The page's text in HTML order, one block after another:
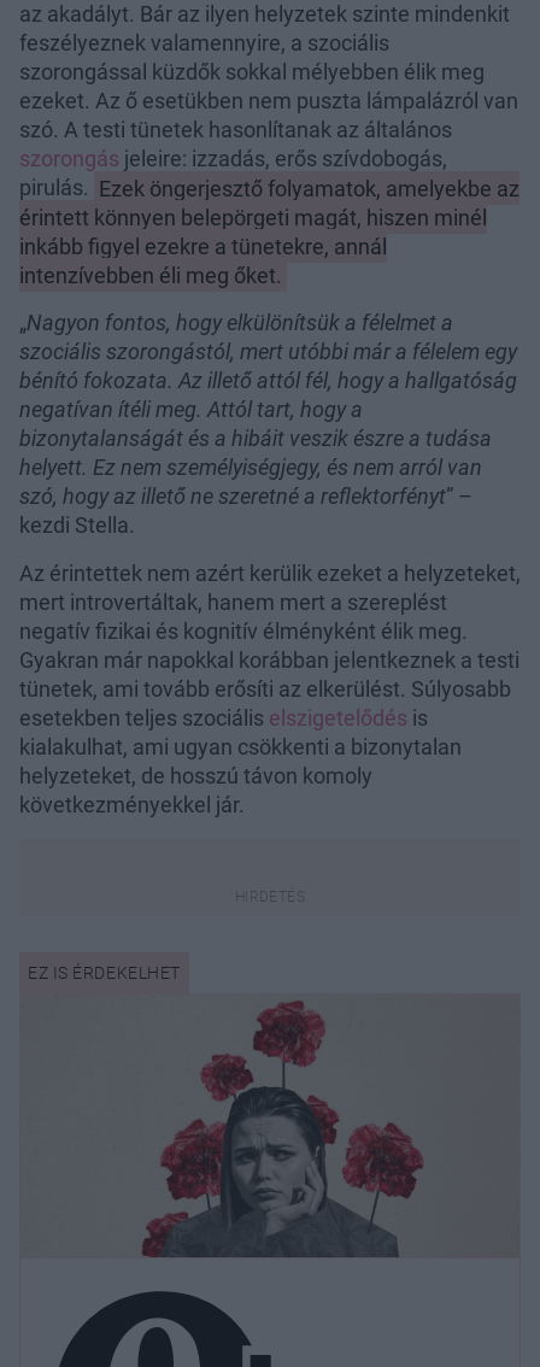
az akadályt. Bár az ilyen helyzetek szinte mindenkit
feszélyeznek valamennyire, a szociális
szorongással küzdők sokkal mélyebben élik meg
ezeket. Az ő esetükben nem puszta lámpalázról van
szó. A testi tünetek hasonlítanak az általános
szorongás jeleire: izzadás, erős szívdobogás,
pirulás. Ezek öngerjesztő folyamatok, amelyekbe az
érintett könnyen belepörgeti magát, hiszen minél
inkább figyel ezekre a tünetekre, annál
intenzívebben éli meg őket.
„Nagyon fontos, hogy elkülönítsük a félelmet a
szociális szorongástól, mert utóbbi már a félelem egy
bénító fokozata. Az illető attól fél, hogy a hallgatóság
negatívan ítéli meg. Attól tart, hogy a
bizonytalanságát és a hibáit veszik észre a tudása
helyett. Ez nem személyiségjegy, és nem arról van
szó, hogy az illető ne szeretné a reflektorfényt” –
kezdi Stella.
Az érintettek nem azért kerülik ezeket a helyzeteket,
mert introvertáltak, hanem mert a szereplést
negatív fizikai és kognitív élményként élik meg.
Gyakran már napokkal korábban jelentkeznek a testi
tünetek, ami tovább erősíti az elkerülést. Súlyosabb
esetekben teljes szociális elszigetelődés is
kialakulhat, ami ugyan csökkenti a bizonytalan
helyzeteket, de hosszú távon komoly
következményekkel jár.